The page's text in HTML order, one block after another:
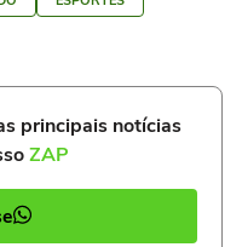
principais notícias
ZAP